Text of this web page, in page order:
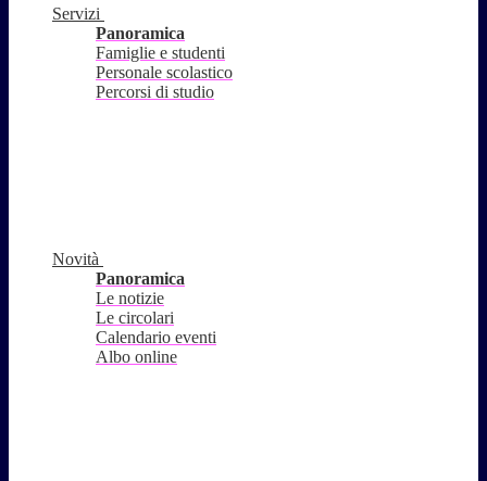
Servizi
Panoramica
Famiglie e studenti
Personale scolastico
Percorsi di studio
Novità
Panoramica
Le notizie
Le circolari
Calendario eventi
Albo online